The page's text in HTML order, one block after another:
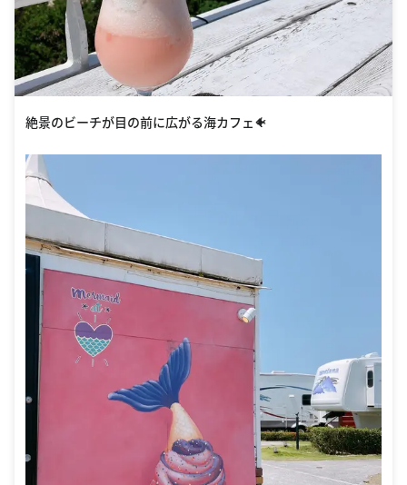
絶景のビーチが目の前に広がる海カフェ🐠